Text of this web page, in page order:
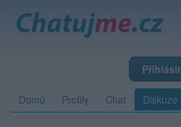
Přihlásit
Domů Profily Chat Diskuze